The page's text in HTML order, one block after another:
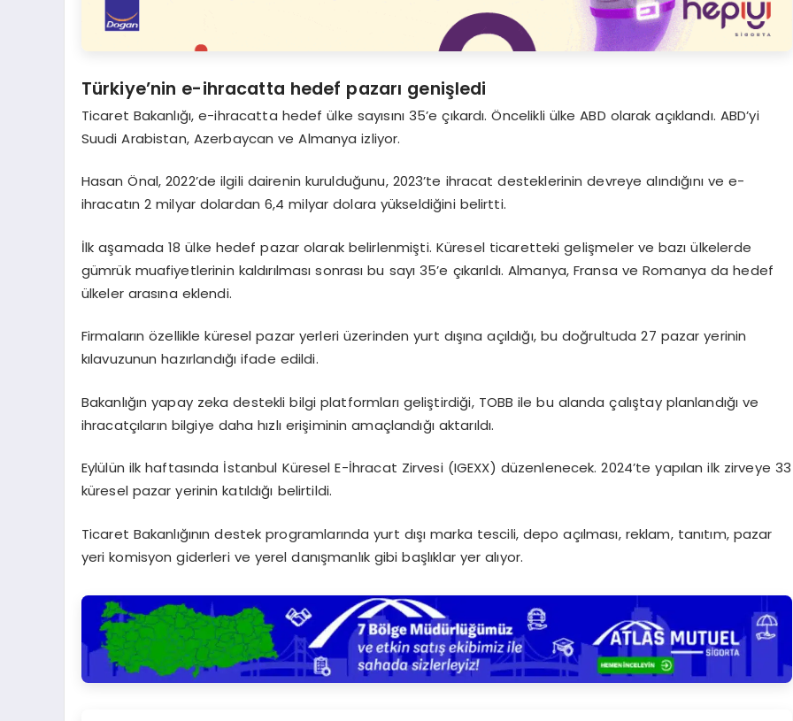
Türkiye’nin e-ihracatta hedef pazarı genişledi
Ticaret Bakanlığı, e-ihracatta hedef ülke sayısını 35’e çıkardı. Öncelikli ülke ABD olarak açıklandı. ABD’yi
Suudi Arabistan, Azerbaycan ve Almanya izliyor.
Hasan Önal, 2022’de ilgili dairenin kurulduğunu, 2023’te ihracat desteklerinin devreye alındığını ve e-
ihracatın 2 milyar dolardan 6,4 milyar dolara yükseldiğini belirtti.
İlk aşamada 18 ülke hedef pazar olarak belirlenmişti. Küresel ticaretteki gelişmeler ve bazı ülkelerde
gümrük muafiyetlerinin kaldırılması sonrası bu sayı 35’e çıkarıldı. Almanya, Fransa ve Romanya da hedef
ülkeler arasına eklendi.
Firmaların özellikle küresel pazar yerleri üzerinden yurt dışına açıldığı, bu doğrultuda 27 pazar yerinin
kılavuzunun hazırlandığı ifade edildi.
Bakanlığın yapay zeka destekli bilgi platformları geliştirdiği, TOBB ile bu alanda çalıştay planlandığı ve
ihracatçıların bilgiye daha hızlı erişiminin amaçlandığı aktarıldı.
Eylülün ilk haftasında İstanbul Küresel E-İhracat Zirvesi (IGEXX) düzenlenecek. 2024’te yapılan ilk zirveye 33
küresel pazar yerinin katıldığı belirtildi.
Ticaret Bakanlığının destek programlarında yurt dışı marka tescili, depo açılması, reklam, tanıtım, pazar
yeri komisyon giderleri ve yerel danışmanlık gibi başlıklar yer alıyor.